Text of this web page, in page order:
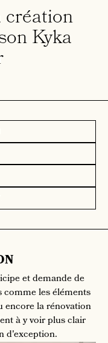
création
Kyka
et demande de
les éléments
encore la rénovation
à y voir plus clair
d'exception.